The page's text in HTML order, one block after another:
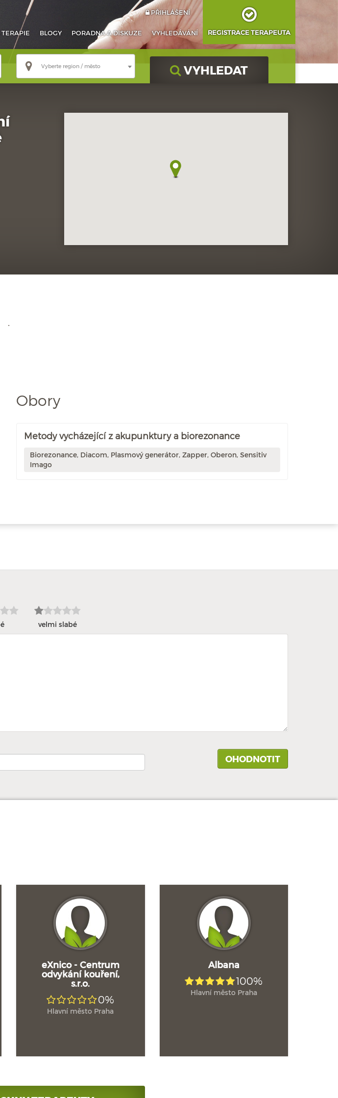
TERAPIE BLOGY PORADNAA DISKUZE VYHLEDÁVÁNÍ
PŘIHLÁŠENÍ
REGISTRACE TERAPEUTA
Vyberte region / město VYHLEDAT
Obory
Metody vycházející z akupunktury a biorezonance
Biorezonance, Diacom, Plasmový generátor, Zapper, Oberon, Sensitiv
Imago
velmi slabé
eXnico - Centrum
odvykání kouření,
s.r.o.
0%
Hlavní město Praha
Albana
100%
Hlavní město Praha